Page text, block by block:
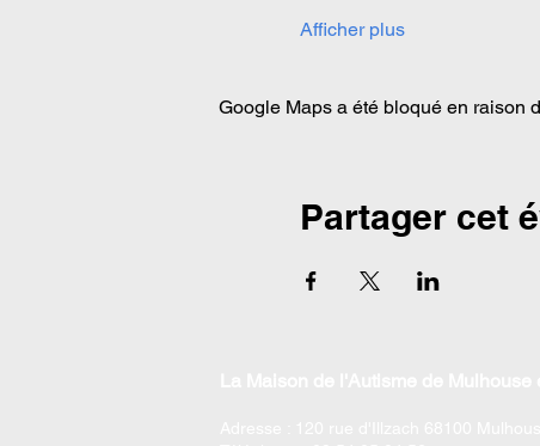
Afficher plus
Google Maps a été bloqué en raison
Partager cet